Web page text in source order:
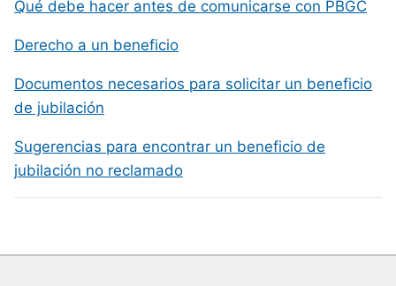
Qué debe hacer antes de comunicarse con PBGC
Derecho a un beneficio
Documentos necesarios para solicitar un beneficio
de jubilación
Sugerencias para encontrar un beneficio de
jubilación no reclamado